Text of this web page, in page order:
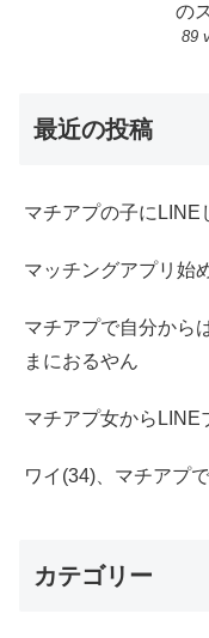
の
89
最近の投稿
マチアプの子にLINE
マッチングアプリ始
マチアプで自分から
まにおるやん
マチアプ女からLINE
ワイ(34)、マチアプ
カテゴリー